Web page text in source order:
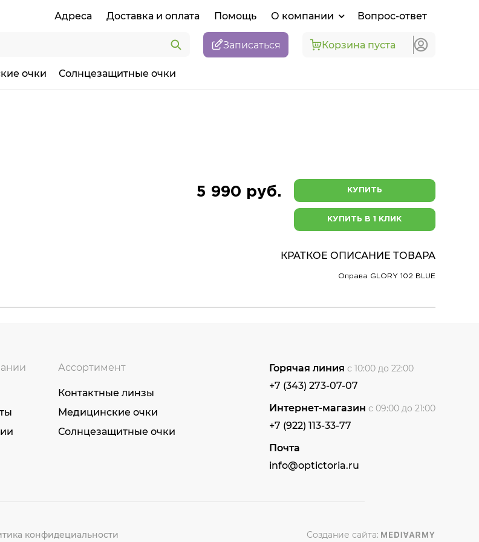
Адреса Доставка и оплата Помощь О компании Вопрос-ответ
Записаться Корзина пуста
очки Солнцезащитные очки
5 990 руб. КУПИТЬ
КУПИТЬ В 1 КЛИК
КРАТКОЕ ОПИСАНИЕ ТОВАРА
Оправа GLORY 102 BLUE
Ассортимент
Контактные линзы
Медицинские очки
Солнцезащитные очки
Горячая линия с 10:00 до 22:00
+7 (343) 273-07-07
Интернет-магазин с 09:00 до 21:00
+7 (922) 113-33-77
Почта
info@optictoria.ru
конфидециальности Создание сайта: